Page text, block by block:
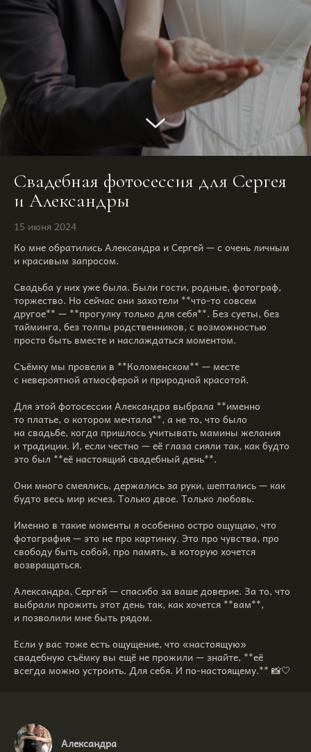
Свадебная фотосессия для Сергея
и Александры
15 июня 2024
Ко мне обратились Александра и Сергей — с очень личным
и красивым запросом.
Свадьба у них уже была. Были гости, родные, фотограф,
торжество. Но сейчас они захотели **что-то совсем
другое** — **прогулку только для себя**. Без суеты, без
тайминга, без толпы родственников, с возможностью
просто быть вместе и наслаждаться моментом.
Съёмку мы провели в **Коломенском** — месте
с невероятной атмосферой и природной красотой.
Для этой фотосессии Александра выбрала **именно
то платье, о котором мечтала**, а не то, что было
на свадьбе, когда пришлось учитывать мамины желания
и традиции. И, если честно — её глаза сияли так, как будто
это был **её настоящий свадебный день**.
Они много смеялись, держались за руки, шептались — как
будто весь мир исчез. Только двое. Только любовь.
Именно в такие моменты я особенно остро ощущаю, что
фотография — это не про картинку. Это про чувства, про
свободу быть собой, про память, в которую хочется
возвращаться.
Александра, Сергей — спасибо за ваше доверие. За то, что
выбрали прожить этот день так, как хочется **вам**,
и позволили мне быть рядом.
Если у вас тоже есть ощущение, что «настоящую»
свадебную съёмку вы ещё не прожили — знайте, **её
всегда можно устроить. Для себя. И по-настоящему.** 📸🤍
Александра